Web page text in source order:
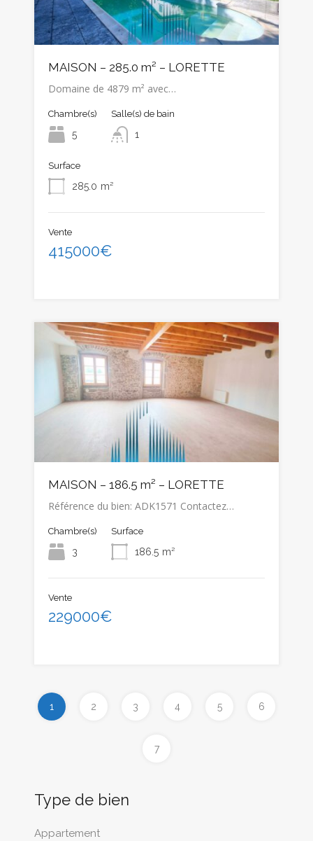
MAISON – 285.0 m² – LORETTE
Domaine de 4879 m² avec…
Chambre(s)
5
Salle(s) de bain
1
Surface
285.0 m²
Vente
415000€
MAISON – 186.5 m² – LORETTE
Référence du bien: ADK1571 Contactez…
Chambre(s)
3
Surface
186.5 m²
Vente
229000€
1 2 3 4 5 6
7
Type de bien
Appartement